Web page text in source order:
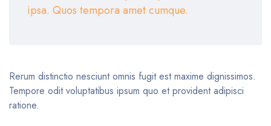
ipsa. Quos tempora amet cumque.
Rerum distinctio nesciunt omnis fugit est maxime dignissimos.
Tempore odit voluptatibus ipsum quo et provident adipisci
ratione.